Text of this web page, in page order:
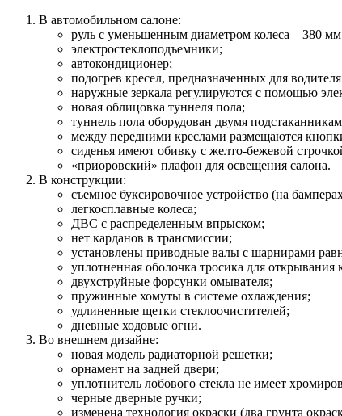
В автомобильном салоне:
руль с уменьшенным диаметром колеса – 380
электростеклоподъемники;
автокондиционер;
подогрев кресел, предназначенных для
наружные зеркала регулируются с помощью
новая облицовка туннеля пола;
туннель пола оборудован двумя
между передними креслами размещаются
сиденья имеют обивку с желто-бежевой
«приоровский» плафон для освещения салона.
В конструкции:
съемное буксировочное устройство (на
легкосплавные колеса;
ДВС с распределенным впрыском;
нет карданов в трансмиссии;
установлены приводные валы с шарнирами
уплотненная оболочка тросика для открывания
двухструйные форсунки омывателя;
пружинные хомуты в системе охлаждения;
удлиненные щетки стеклоочистителей;
дневные ходовые огни.
Во внешнем дизайне:
новая модель радиаторной решетки;
орнамент на задней двери;
уплотнитель лобового стекла не имеет
черные дверные ручки;
изменена технология окраски (два грунта